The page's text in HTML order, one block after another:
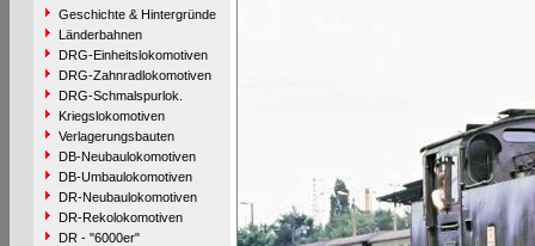
Geschichte & Hintergründe
Länderbahnen
DRG-Einheitslokomotiven
DRG-Zahnradlokomotiven
DRG-Schmalspurlok.
Kriegslokomotiven
Verlagerungsbauten
DB-Neubaulokomotiven
DB-Umbaulokomotiven
DR-Neubaulokomotiven
DR-Rekolokomotiven
DR - "6000er"